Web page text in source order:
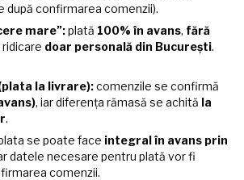
confirmarea comenzii).
mare”:plată 100% în avans, fără
ridicare doar personală din București.
la livrare):comenzile se confirmă
, iar diferența rămasă se achită la
.
se poate face integral în avans prin
datele necesare pentru plată vor fi
comenzii.